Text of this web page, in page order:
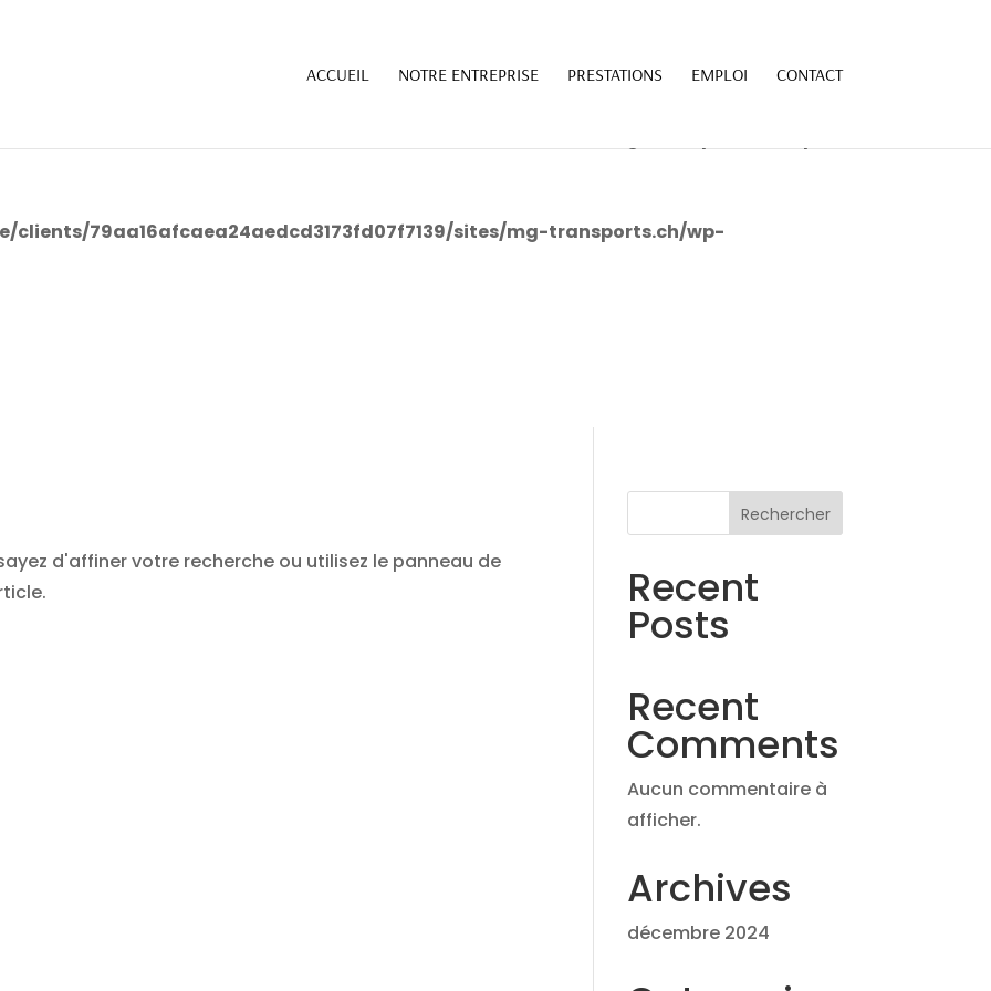
clients/79aa16afcaea24aedcd3173fd07f7139/sites/mg-transports.ch/wp-
ACCUEIL NOTRE ENTREPRISE PRESTATIONS EMPLOI CONTACT
d'affiner votre recherche ou utilisez le panneau de
Rechercher
Recent
Posts
Recent
Comments
Aucun commentaire à
afficher.
Archives
décembre 2024